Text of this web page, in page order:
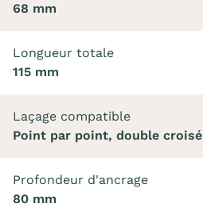
68 mm
Longueur totale
115 mm
Laçage compatible
Point par point, double croisé
Profondeur d'ancrage
80 mm